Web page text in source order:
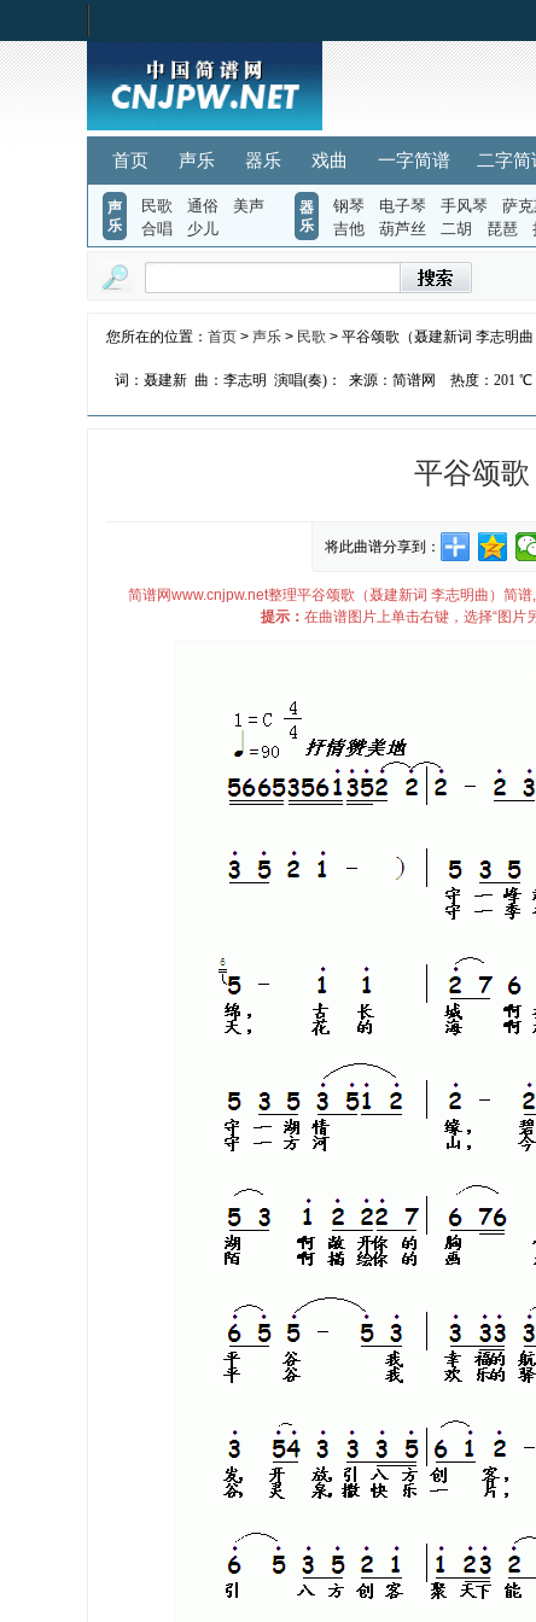
首页 声乐 器乐 戏曲 一字简谱 二字简
声
乐
民歌 通俗
美声
合唱
少儿
器
乐
钢琴 电子琴 手风琴 萨
吉他
葫芦丝 二胡 琵琶
您所在的位置： 首页 > 声乐 > 民歌 > 平谷颂歌（聂建新词 李志明曲
词：聂建新 曲：李志明 演唱(奏)： 来源：简谱网 热度： 201 ℃
平谷颂歌
将此曲谱分享到：
简谱网www.cnjpw.net整理平谷颂歌（聂建新词 李志明曲）简
提示： 在曲谱图片上单击右键，选择“图片